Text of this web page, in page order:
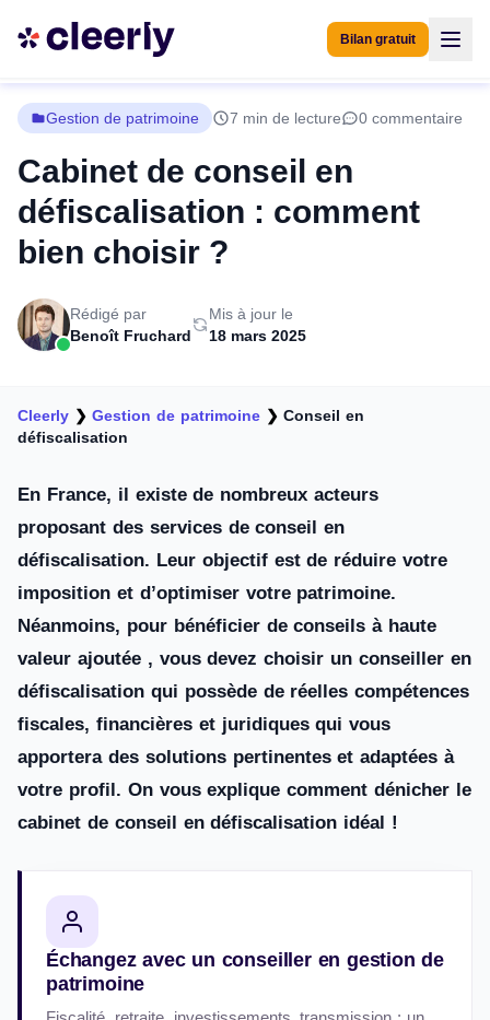
Bilan gratuit
Gestion de patrimoine 7 min de lecture 0 commentaire
Cabinet de conseil en
défiscalisation : comment
bien choisir ?
Rédigé par
Benoît Fruchard
Mis à jour le
18 mars 2025
Cleerly ❯Gestion de patrimoine❯Conseil en
défiscalisation
En France, il existe de nombreux acteurs
proposant des services de conseil en
défiscalisation. Leur objectif est de réduire votre
imposition et d’optimiser votre patrimoine.
Néanmoins, pour bénéficier de conseils à haute
valeur ajoutée , vous devez choisir un conseiller en
défiscalisation qui possède de réelles compétences
fiscales, financières et juridiques qui vous
apportera des solutions pertinentes et adaptées à
votre profil. On vous explique comment dénicher le
cabinet de conseil en défiscalisation idéal !
Échangez avec un conseiller en gestion de
patrimoine